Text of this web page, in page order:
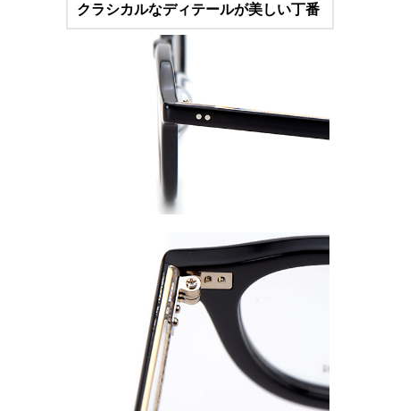
クラシカルなディテールが美しい丁番